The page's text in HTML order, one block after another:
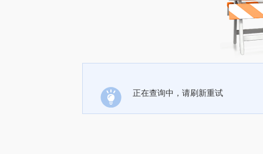
正在查询中，请刷新重试